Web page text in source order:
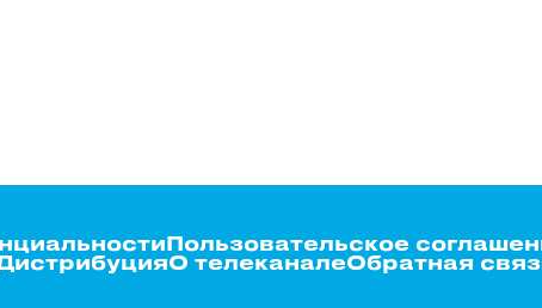
Пользовательское
О телеканалеОбратная